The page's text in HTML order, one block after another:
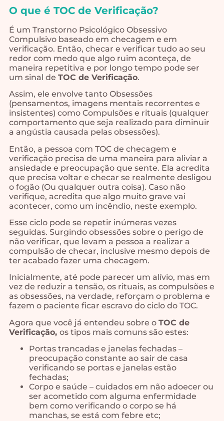
O que é TOC de Verificação?
É um Transtorno Psicológico Obsessivo
Compulsivo baseado em checagem e em
verificação. Então, checar e verificar tudo ao seu
redor com medo que algo ruim aconteça, de
maneira repetitiva e por longo tempo pode ser
um sinal de TOC de Verificação.
Assim, ele envolve tanto Obsessões
(pensamentos, imagens mentais recorrentes e
insistentes) como Compulsões e rituais (qualquer
comportamento que seja realizado para diminuir
a angústia causada pelas obsessões).
Então, a pessoa com TOC de checagem e
verificação precisa de uma maneira para aliviar a
ansiedade e preocupação que sente. Ela acredita
que precisa voltar e checar se realmente desligou
o fogão (Ou qualquer outra coisa). Caso não
verifique, acredita que algo muito grave vai
acontecer, como um incêndio, neste exemplo.
Esse ciclo pode se repetir inúmeras vezes
seguidas. Surgindo obsessões sobre o perigo de
não verificar, que levam a pessoa a realizar a
compulsão de checar, inclusive mesmo depois de
ter acabado fazer uma checagem.
Inicialmente, até pode parecer um alívio, mas em
vez de reduzir a tensão, os rituais, as compulsões e
as obsessões, na verdade, reforçam o problema e
fazem o paciente ficar escravo do ciclo do TOC.
Agora que você já entendeu sobre o TOC de
Verificação, os tipos mais comuns são estes:
Portas trancadas e janelas fechadas –
preocupação constante ao sair de casa
verificando se portas e janelas estão
fechadas;
Corpo e saúde – cuidados em não adoecer ou
ser acometido com alguma enfermidade
bem como verificando o corpo se há
manchas, se está com febre etc;